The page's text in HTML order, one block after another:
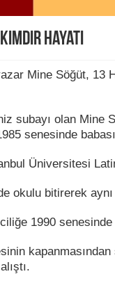
Hayatı
Mine Söğüt, 13
subayı olan Mine
senesinde
Üniversitesi
okulu bitirerek
1990